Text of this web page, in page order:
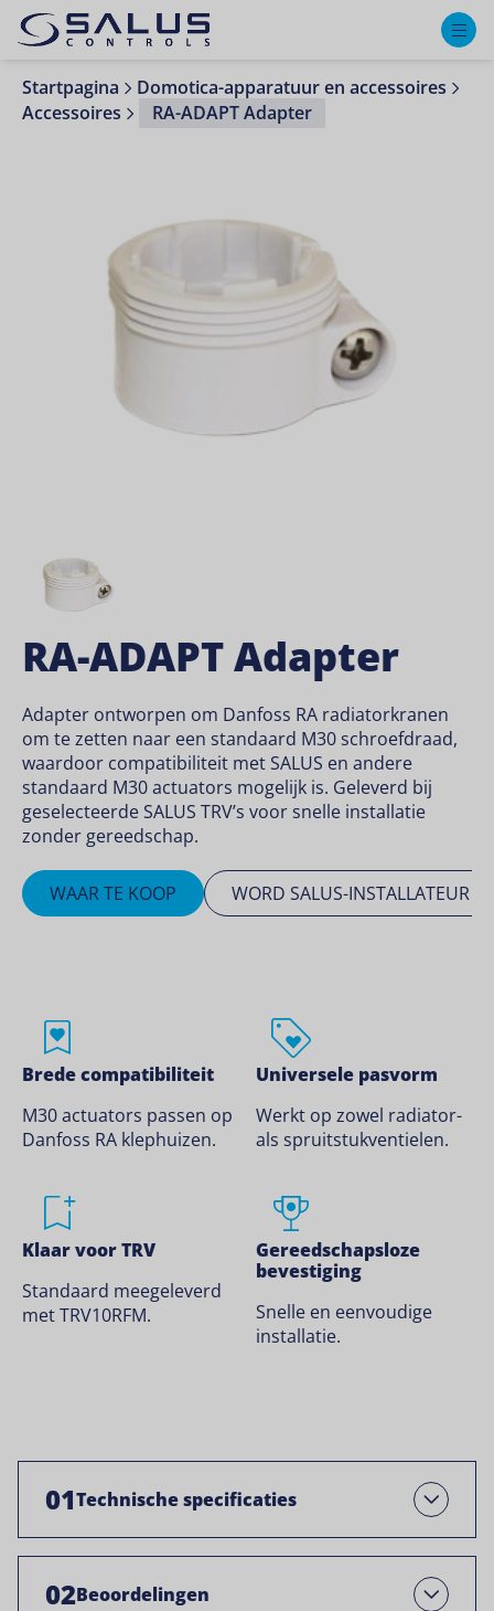
Startpagina
Domotica-apparatuur en accessoires
Accessoires
RA-ADAPT Adapter
RA-ADAPT Adapter
Adapter ontworpen om Danfoss RA radiatorkranen
om te zetten naar een standaard M30 schroefdraad,
waardoor compatibiliteit met SALUS en andere
standaard M30 actuators mogelijk is. Geleverd bij
geselecteerde SALUS TRV’s voor snelle installatie
zonder gereedschap.
WAAR TE KOOP WORD SALUS-INSTALLATEUR
Brede compatibiliteit
M30 actuators passen op
Danfoss RA klephuizen.
Universele pasvorm
Werkt op zowel radiator-
als spruitstukventielen.
Klaar voor TRV
Standaard meegeleverd
met TRV10RFM.
Gereedschapsloze
bevestiging
Snelle en eenvoudige
installatie.
01Technische specificaties Open
02Beoordelingen Open